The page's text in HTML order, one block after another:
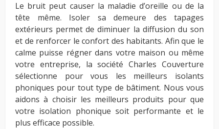
Le bruit peut causer la maladie d’oreille ou de la
tête même. Isoler sa demeure des tapages
extérieurs permet de diminuer la diffusion du son
et de renforcer le confort des habitants. Afin que le
calme puisse régner dans votre maison ou même
votre entreprise, la société Charles Couverture
sélectionne pour vous les meilleurs isolants
phoniques pour tout type de bâtiment. Nous vous
aidons à choisir les meilleurs produits pour que
votre isolation phonique soit performante et le
plus efficace possible.